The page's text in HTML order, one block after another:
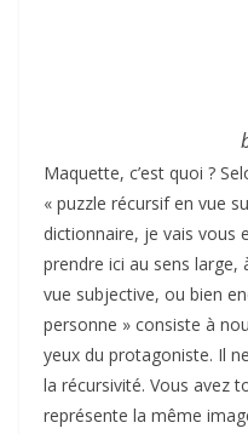
Maquette, c’est quoi ?
« puzzle récursif en vue
dictionnaire, je vais vous
prendre ici au sens large,
vue subjective, ou bien
personne » consiste à
yeux du protagoniste. Il
la récursivité. Vous avez
représente la même